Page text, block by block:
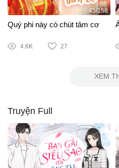
45/158
Quý phi này có chút tâm cơ
4.6K 27
XEM
Truyện Full